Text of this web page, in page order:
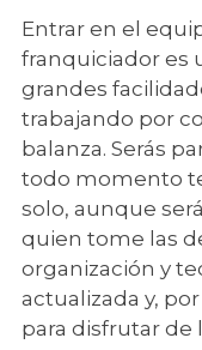
Entrar en el
franquiciador es
grandes
trabajando por
balanza. Serás
todo momento
solo, aunque
quien tome las
organización y
actualizada y,
para disfrutar de